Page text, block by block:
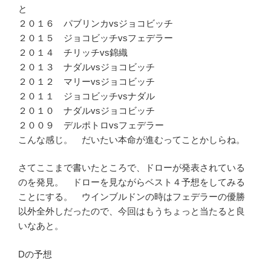
と
２０１６ パブリンカvsジョコビッチ
２０１５ ジョコビッチvsフェデラー
２０１４ チリッチvs錦織
２０１３ ナダルvsジョコビッチ
２０１２ マリーvsジョコビッチ
２０１１ ジョコビッチvsナダル
２０１０ ナダルvsジョコビッチ
２００９ デルポトロvsフェデラー
こんな感じ。 だいたい本命が進むってことかしらね。
さてここまで書いたところで、ドローが発表されている
のを発見。 ドローを見ながらベスト４予想をしてみる
ことにする。 ウインブルドンの時はフェデラーの優勝
以外全外しだったので、今回はもうちょっと当たると良
いなあと。
Dの予想